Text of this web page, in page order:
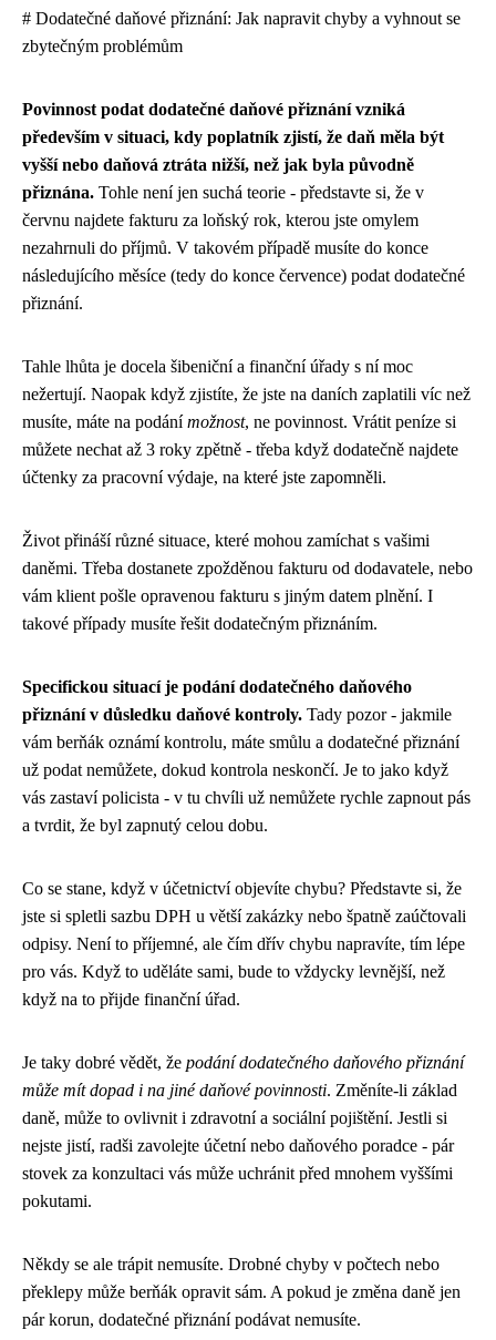
# Dodatečné daňové přiznání: Jak napravit chyby a vyhnout se
zbytečným problémům
Povinnost podat dodatečné daňové přiznání vzniká
především v situaci, kdy poplatník zjistí, že daň měla být
vyšší nebo daňová ztráta nižší, než jak byla původně
přiznána. Tohle není jen suchá teorie - představte si, že v
červnu najdete fakturu za loňský rok, kterou jste omylem
nezahrnuli do příjmů. V takovém případě musíte do konce
následujícího měsíce (tedy do konce července) podat dodatečné
přiznání.
Tahle lhůta je docela šibeniční a finanční úřady s ní moc
nežertují. Naopak když zjistíte, že jste na daních zaplatili víc než
musíte, máte na podánímožnost, ne povinnost. Vrátit peníze si
můžete nechat až 3 roky zpětně - třeba když dodatečně najdete
účtenky za pracovní výdaje, na které jste zapomněli.
Život přináší různé situace, které mohou zamíchat s vašimi
daněmi. Třeba dostanete zpožděnou fakturu od dodavatele, nebo
vám klient pošle opravenou fakturu s jiným datem plnění. I
takové případy musíte řešit dodatečným přiznáním.
Specifickou situací je podání dodatečného daňového
přiznání v důsledku daňové kontroly. Tady pozor - jakmile
vám berňák oznámí kontrolu, máte smůlu a dodatečné přiznání
už podat nemůžete, dokud kontrola neskončí. Je to jako když
vás zastaví policista - v tu chvíli už nemůžete rychle zapnout pás
a tvrdit, že byl zapnutý celou dobu.
Co se stane, když v účetnictví objevíte chybu? Představte si, že
jste si spletli sazbu DPH u větší zakázky nebo špatně zaúčtovali
odpisy. Není to příjemné, ale čím dřív chybu napravíte, tím lépe
pro vás. Když to uděláte sami, bude to vždycky levnější, než
když na to přijde finanční úřad.
Je taky dobré vědět, že podání dodatečného daňového přiznání
může mít dopad i na jiné daňové povinnosti. Změníte-li základ
daně, může to ovlivnit i zdravotní a sociální pojištění. Jestli si
nejste jistí, radši zavolejte účetní nebo daňového poradce - pár
stovek za konzultaci vás může uchránit před mnohem vyššími
pokutami.
Někdy se ale trápit nemusíte. Drobné chyby v počtech nebo
překlepy může berňák opravit sám. A pokud je změna daně jen
pár korun, dodatečné přiznání podávat nemusíte.